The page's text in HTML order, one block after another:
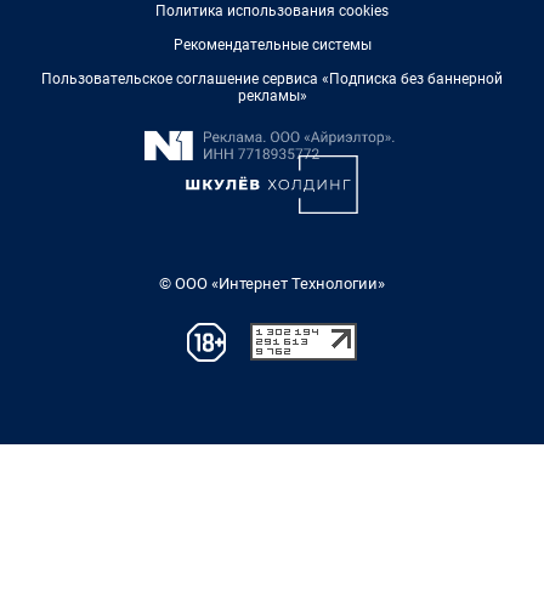
Политика использования cookies
Рекомендательные системы
Пользовательское соглашение сервиса «Подписка без баннерной
рекламы»
© ООО «Интернет Технологии»